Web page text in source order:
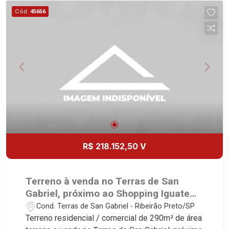
Cód. 45656
R$ 218.152,50 V
Terreno à venda no Terras de San
Gabriel, próximo ao Shopping Iguatemi
- Ribeirão Preto/SP.
Cond. Terras de San Gabriel - Ribeirão Preto/SP
Terreno residencial / comercial de 290m² de área